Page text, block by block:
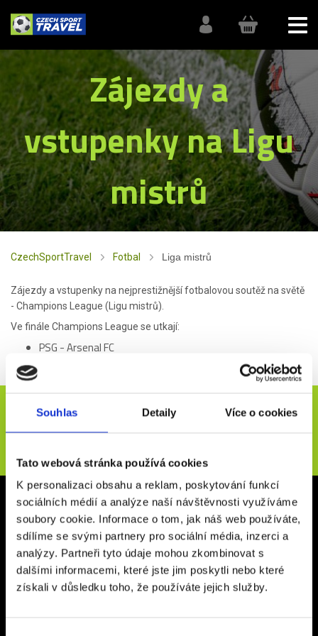
Souhlas Detaily Více o cookies
Tato webová stránka používá cookies
K personalizaci obsahu a reklam, poskytování funkcí
sociálních médií a analýze naší návštěvnosti využíváme
soubory cookie. Informace o tom, jak náš web používáte,
sdílíme se svými partnery pro sociální média, inzerci a
analýzy. Partneři tyto údaje mohou zkombinovat s
dalšími informacemi, které jste jim poskytli nebo které
získali v důsledku toho, že používáte jejich služby.
Zájezdy a
vstupenky na Ligu
mistrů
CzechSportTravel Fotbal Liga mistrů
Zájezdy a vstupenky na nejprestižnější fotbalovou soutěž na světě
- Champions League (Ligu mistrů).
Ve finále Champions League se utkají:
PSG - Arsenal FC
Termín uktání je 30.května 2026.
Novinky e-mailem
Kancelář Rakovník
Vysoká 267
26901, Rakovník
Otevírací doba: Po - Pá 9:00 - 16:00
Kancelář Praha